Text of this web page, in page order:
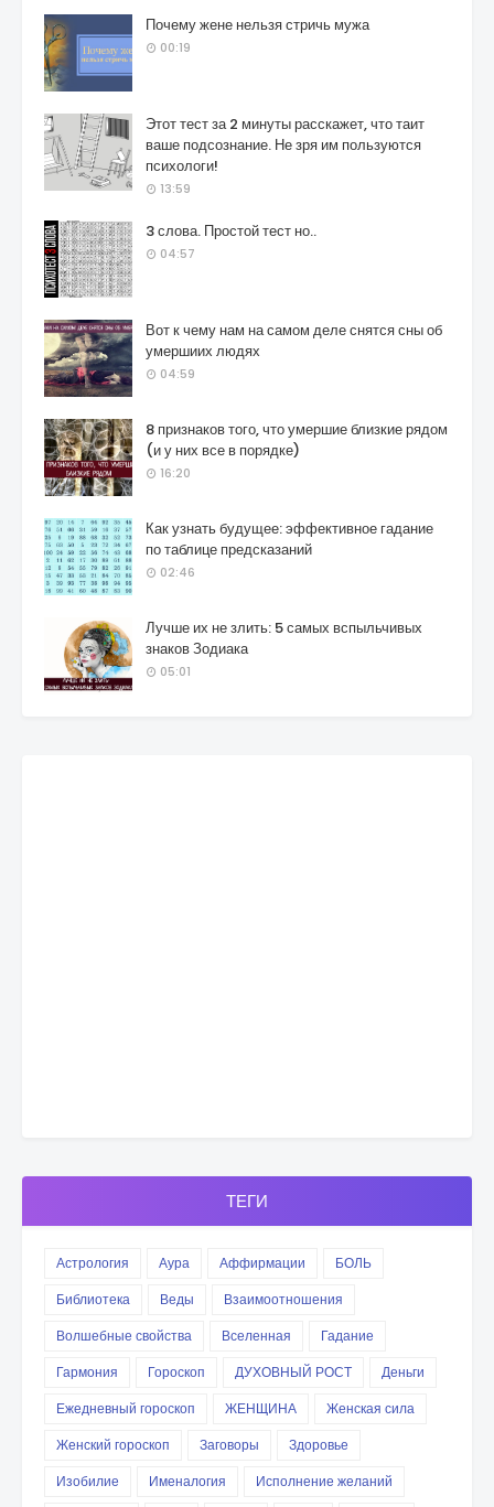
Почему жене нельзя стричь мужа
00:19
Этот тест за 2 минуты расскажет, что таит
ваше подсознание. Не зря им пользуются
психологи!
13:59
3 слова. Простой тест но..
04:57
Вот к чему нам на самом деле снятся сны об
умершиих людях
04:59
8 признаков того, что умершие близкие рядом
(и у них все в порядке)
16:20
Как узнать будущее: эффективное гадание
по таблице предсказаний
02:46
Лучше их не злить: 5 самых вспыльчивых
знаков Зодиака
05:01
ТЕГИ
Астрология Аура Аффирмации
БОЛЬ
Библиотека
Веды
Взаимоотношения
Волшебные свойства
Вселенная
Гадание
Гармония
Гороскоп ДУХОВНЫЙ РОСТ
Деньги
Ежедневный гороскоп
ЖЕНЩИНА
Женская сила
Женский гороскоп
Заговоры
Здоровье
Изобилие
Именалогия
Исполнение желаний